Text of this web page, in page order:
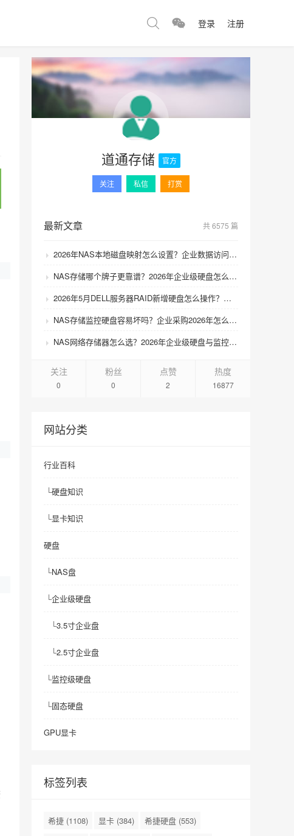
登录 注册
道通存储 官方
关注 私信 打赏
最新文章 共 6575 篇
2026年NAS本地磁盘映射怎么设置？企业数据访问速度如何提升？
NAS存储哪个牌子更靠谱？2026年企业级硬盘怎么选才不踩坑？
2026年5月DELL服务器RAID新增硬盘怎么操作？扩容步骤与兼容性避坑指南
NAS存储监控硬盘容易坏吗？企业采购2026年怎么选才靠谱？
NAS网络存储器怎么选？2026年企业级硬盘与监控硬盘有什么区别？
关注
0
粉丝
0
点赞
2
热度
16877
网站分类
行业百科
└硬盘知识
└显卡知识
硬盘
└NAS盘
└企业级硬盘
└3.5寸企业盘
└2.5寸企业盘
└监控级硬盘
└固态硬盘
GPU显卡
标签列表
希捷 (1108) 显卡 (384) 希捷硬盘 (553)